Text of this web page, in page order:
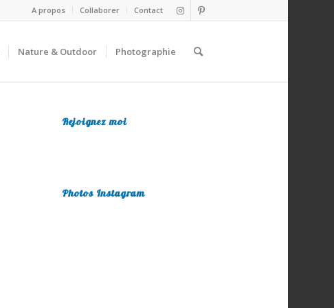
A propos Collaborer Contact
Nature & Outdoor Photographie
Rejoignez moi
Photos Instagram